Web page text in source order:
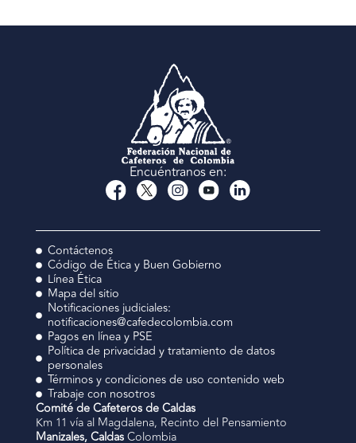
Encuéntranos en:
Contáctenos
Código de Ética y Buen Gobierno
Línea Ética
Mapa del sitio
Notificaciones judiciales:
notificaciones@cafedecolombia.com
Pagos en línea y PSE
Política de privacidad y tratamiento de datos
personales
Términos y condiciones de uso contenido web
Trabaje con nosotros
Comité de Cafeteros de Caldas
Km 11 vía al Magdalena, Recinto del Pensamiento
Manizales, CaldasColombia